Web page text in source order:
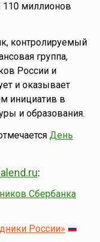
110 миллионов
контролируемый
группа,
России и
и оказывает
инициатив в
и образования.
День
:
Сбербанка
России»